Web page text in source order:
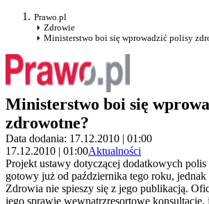
Prawo.pl
Zdrowie
Ministerstwo boi się wprowadzić polisy
Ministerstwo boi się
zdrowotne?
Data dodania: 17.12.2010 | 01:00
17.12.2010 | 01:00Aktualności
Projekt ustawy dotyczącej dodatkowych
gotowy już od października tego roku,
Zdrowia nie spieszy się z jego publikacją.
jego sprawie wewnątrzresortowe konsultacje,